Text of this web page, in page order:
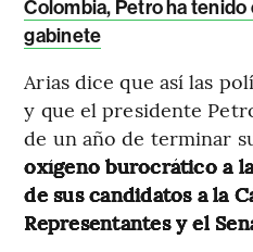
Colombia, Petro ha
gabinete
Arias dice que así las
y que el presidente
de un año de terminar
oxígeno burocrático a
de sus candidatos a la
Representantes y el